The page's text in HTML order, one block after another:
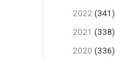
2022 (341)
2021 (338)
2020 (336)